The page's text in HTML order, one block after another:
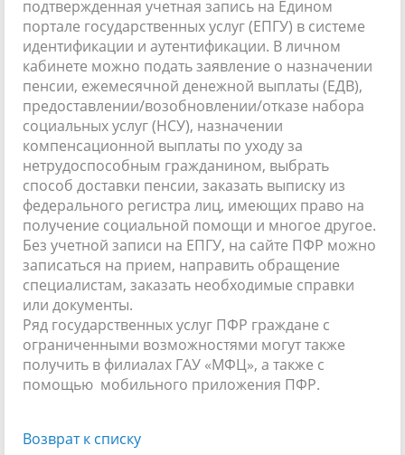
подтвержденная учетная запись на Едином
портале государственных услуг (ЕПГУ) в системе
идентификации и аутентификации. В личном
кабинете можно подать заявление о назначении
пенсии, ежемесячной денежной выплаты (ЕДВ),
предоставлении/возобновлении/отказе набора
социальных услуг (НСУ), назначении
компенсационной выплаты по уходу за
нетрудоспособным гражданином, выбрать
способ доставки пенсии, заказать выписку из
федерального регистра лиц, имеющих право на
получение социальной помощи и многое другое.
Без учетной записи на ЕПГУ, на сайте ПФР можно
записаться на прием, направить обращение
специалистам, заказать необходимые справки
или документы.
Ряд государственных услуг ПФР граждане с
ограниченными возможностями могут также
получить в филиалах ГАУ «МФЦ», а также с
помощью мобильного приложения ПФР.
Возврат к списку